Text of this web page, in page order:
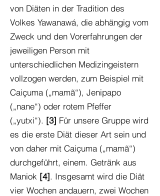
von Diäten in der Tradition des
Volkes Yawanawá, die abhängig vom
Zweck und den Vorerfahrungen der
jeweiligen Person mit
unterschiedlichen Medizingeistern
vollzogen werden, zum Beispiel mit
Caiçuma („mamã“), Jenipapo
(„nane“) oder rotem Pfeffer
(„yutxi“). [3] Für unsere Gruppe wird
es die erste Diät dieser Art sein und
von daher mit Caiçuma („mamã“)
durchgeführt, einem. Getränk aus
Maniok [4]. Insgesamt wird die Diät
vier Wochen andauern, zwei Wochen